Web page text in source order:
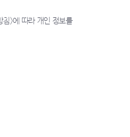
>에 따라 개인 정보를